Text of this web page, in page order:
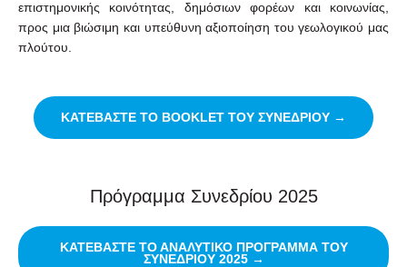
επιστημονικής κοινότητας, δημόσιων φορέων και κοινωνίας,
προς μια βιώσιμη και υπεύθυνη αξιοποίηση του γεωλογικού μας
πλούτου.
ΚΑΤΕΒΆΣΤΕ ΤΟ BOOKLET ΤΟΥ ΣΥΝΕΔΡΊΟΥ →
Πρόγραμμα Συνεδρίου 2025
ΚΑΤΕΒΑΣΤΕ ΤΟ ΑΝΑΛΥΤΙΚΟ ΠΡΟΓΡΑΜΜΑ ΤΟΥ
ΣΥΝΕΔΡΙΟΥ 2025 →